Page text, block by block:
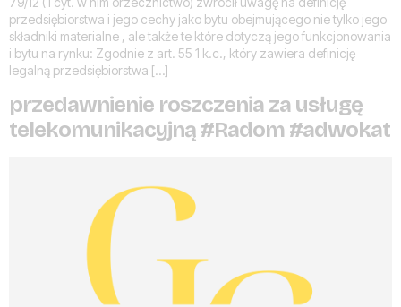
przedsiębiorstwa i jego cechy jako bytu obejmującego nie tylko jego
składniki materialne , ale także te które dotyczą jego funkcjonowania
i bytu na rynku: Zgodnie z art. 55 1 k.c., który zawiera definicję
legalną przedsiębiorstwa […]
przedawnienie roszczenia za usługę
telekomunikacyjną #Radom #adwokat